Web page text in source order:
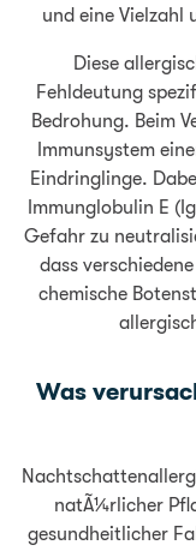
und eine Vielzahl
Diese
Fehldeutung
Bedrohung. Beim
Immunsystem
Eindringlinge.
Immunglobulin E
Gefahr zu
dass
chemische
Was
natÃ¼rlicher
gesundheitlicher